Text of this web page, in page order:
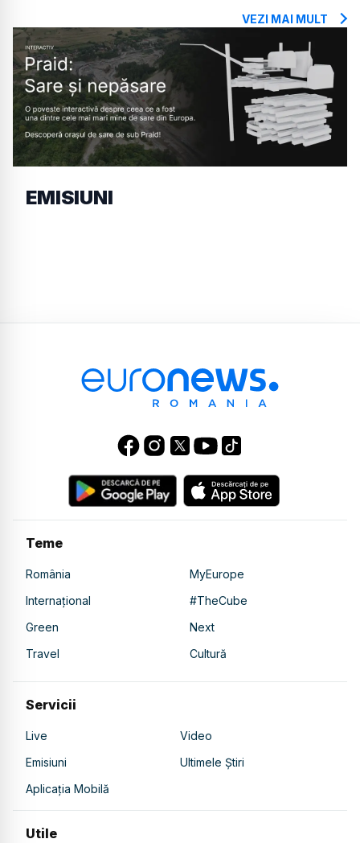
VEZI MAI MULT
EMISIUNI
Teme
România
MyEurope
Internațional
#TheCube
Green
Next
Travel
Cultură
Servicii
Live
Video
Emisiuni
Ultimele Știri
Aplicația Mobilă
Utile